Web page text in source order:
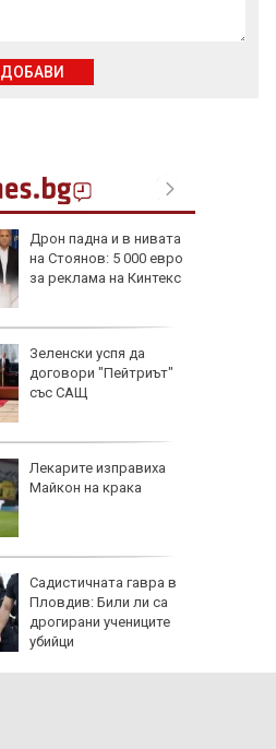
Дрон падна и в нивата
на Стоянов: 5 000 евро
за реклама на Кинтекс
Зеленски успя да
договори "Пейтриът"
със САЩ
Лекарите изправиха
Майкон на крака
Садистичната гавра в
Пловдив: Били ли са
дрогирани учениците
убийци
ДОБАВИ